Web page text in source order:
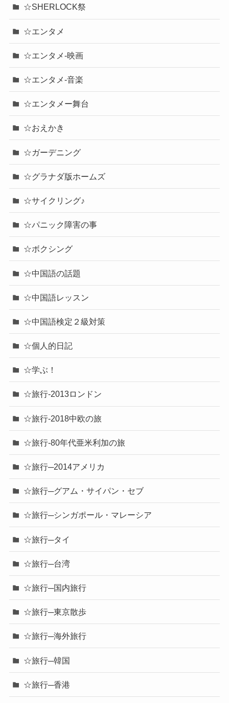
☆SHERLOCK祭
☆エンタメ
☆エンタメ-映画
☆エンタメ-音楽
☆エンタメー舞台
☆おえかき
☆ガーデニング
☆グラナダ版ホームズ
☆サイクリング♪
☆パニック障害の事
☆ボクシング
☆中国語の話題
☆中国語レッスン
☆中国語検定２級対策
☆個人的日記
☆学ぶ！
☆旅行-2013ロンドン
☆旅行-2018中欧の旅
☆旅行-80年代亜米利加の旅
☆旅行─2014アメリカ
☆旅行─グアム・サイパン・セブ
☆旅行─シンガポール・マレーシア
☆旅行─タイ
☆旅行─台湾
☆旅行─国内旅行
☆旅行─東京散歩
☆旅行─海外旅行
☆旅行─韓国
☆旅行─香港